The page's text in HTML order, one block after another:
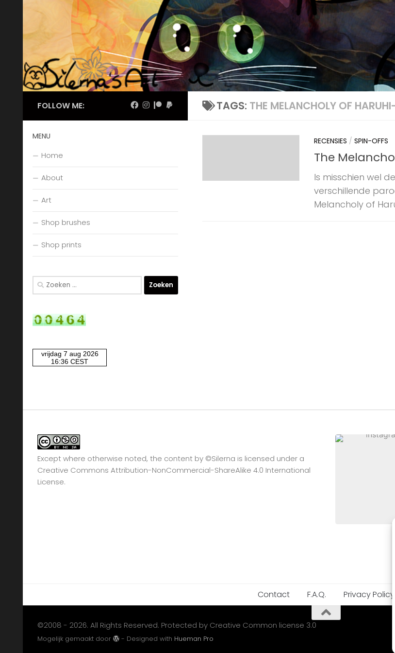
Skip to content
TAGS: THE MELANCHOLY OF
RECENSIES / SPIN-OFFS
The
Is misschien wel
verschillende
Melancholy of
FOLLOW ME:
MENU
Home
About
Art
Shop brushes
Shop prints
Zoeken
naar:
Except where otherwise noted, the content by ©Silerna is licensed under a
Creative Commons Attribution-NonCommercial-ShareAlike 4.0 International
License.
Contact F.A.Q. Privacy Policy
©2008 - 2026. All Rights Reserved. Protected by Creative Common license 3.0
Mogelijk gemaakt door - Designed with Hueman Pro